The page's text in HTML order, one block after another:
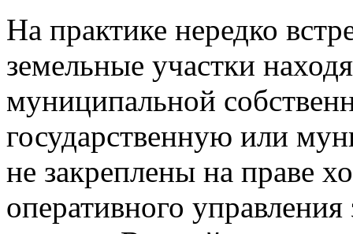
На практике нередко
земельные участки
муниципальной
государственную или
не закреплены на праве
оперативного